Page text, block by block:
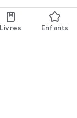
Livres Enfants